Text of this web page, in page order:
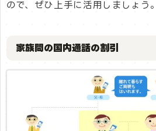
ので、ぜひ上手に活用しましょう。
家族間の国内通話の割引